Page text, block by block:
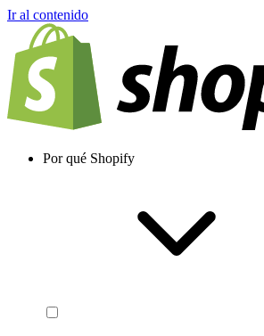
Ir al contenido
Por qué Shopify